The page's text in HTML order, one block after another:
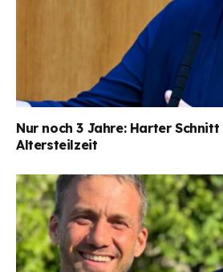
Nur noch 3 Jahre: Harter
Altersteilzeit